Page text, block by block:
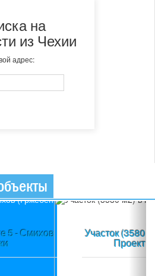
на
из Чехии
адрес:
в пос.Вшеноры (Прага-запад) +
разрешение